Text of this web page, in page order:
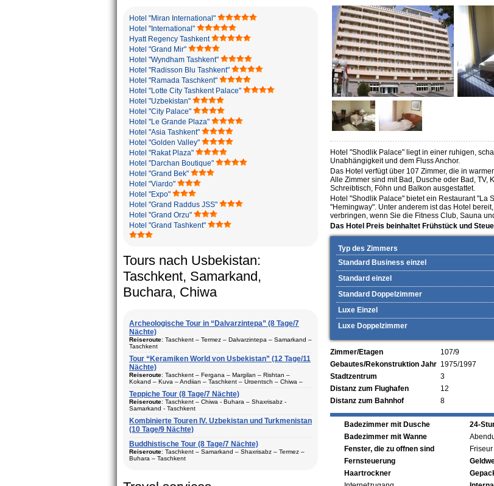
Hotel "Miran International"
Hotel "International"
Hyatt Regency Tashkent
Hotel "Grand Mir"
Hotel "Wyndham Tashkent"
Hotel "Radisson Blu Tashkent"
Hotel "Ramada Taschkent"
Hotel "Lotte City Tashkent Palace"
Hotel "Uzbekistan"
Hotel "City Palace"
Hotel "Le Grande Plaza"
Hotel "Asia Tashkent"
Hotel "Golden Valley"
Hotel "Rakat Plaza"
Hotel "Darchan Boutique"
Hotel "Grand Bek"
Hotel "Viardo"
Hotel "Expo"
Hotel "Grand Raddus JSS"
Hotel "Grand Orzu"
Hotel "Grand Tashkent"
Tours nach Usbekistan:
Taschkent, Samarkand,
Buchara, Chiwa
Archeologische Tour in “Dalvarzintepa” (8 Tage/7
Nächte)
Reiseroute: Taschkent – Termez – Dalvarzintepa – Samarkand –
Taschkent
Dauer : 8 Tage/7 Nächte
Bewegungtyp: Fluglinie und Reisebus
Dalvarzintepa (3)
Saison: ganzes Jahr
Aufenhalt: In den Hotels, privaten Haus und Expeditions-Basis
Beschreibung:Reisen in den touristischen Städte
vonUsbekistan. Das beste Programm für den Besuch der
archäologischen Stätten von Surkhandarya Region
Tour “Keramiken World von Usbekistan” (12 Tage/11
Nächte)
Reiseroute: Taschkent – Fergana – Margilan – Rishtan –
Kokand – Kuva – Andijan – Taschkent – Urgentsch – Chiwa –
Dauer: 12 Tage/11 Nächte
Besuch Stadte: Taschkent (3) – Fergana (3) – Margilan –
Rishtan – Kokand – Kuva – Andijan – Chiwa (1) – Buchara (2) –
Gijduvan – Samarkand (2)
Saison: ganzes Jahr
Beschreibung:
Reisen in den größten touristischen Städte
Teppiche Tour (8 Tage/7 Nächte)
Reiseroute: Tasсhkent – Chiwa - Buhara – Shaxrisabz -
Samarkand - Taschkent
:
Dauer: 8 Tage, 7 Nächte
Bewegungtyp: Fluglinie ungd Reisebus
Besuch Stadte: Chiwa(1) - Taschkent (2) - Samarkand (2) -
Saison
: ganzes Jahr
Kombinierte Touren IV. Uzbekistan und Turkmenistan
(10 Tage/9 Nächte)
Buddhistische Tour (8 Tage/7 Nächte)
Reiseroute: Taschkent – Samarkand – Shaxrisabz – Termez –
Buhara – Taschkent
Hotel "Shodlik Palace" liegt in einer ruhigen,
Unabhängigkeit und dem Fluss Anchor.
Das Hotel verfügt über 107 Zimmer, die in
Alle Zimmer sind mit Bad, Dusche oder Bad, TV,
Schreibtisch, Föhn und Balkon ausgestattet.
Hotel "Shodlik Palace" bietet ein Restaurant "La
"Hemingway". Unter anderem ist das Hotel
verbringen, wenn Sie die Fitness Club, Sauna
Das Hotel Preis beinhaltet Frühstück und
Typ des Zimmers
Standard Business einzel
Standard einzel
Standard Doppelzimmer
Luxe Einzel
Luxe Doppelzimmer
Zimmer/Etagen
107/9
Gebautes/Rekonstruktion Jahr 1975/1997
Stadtzentrum
3
Distanz zum Flughafen
12
Distanz zum Bahnhof
8
Badezimmer mit Dusche
Badezimmer mit Wanne
Fenster, die zu offnen sind
Fernsteuerung
Haartrockner
24-
Friseur